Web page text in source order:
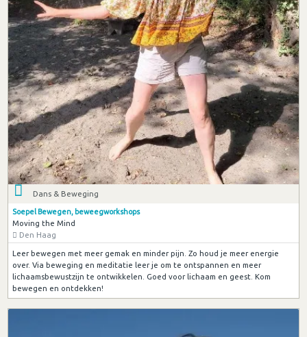
Dans & Beweging
Soepel Bewegen, beweegworkshops
Moving the Mind
Den Haag
Leer bewegen met meer gemak en minder pijn. Zo houd je meer energie
over. Via beweging en meditatie leer je om te ontspannen en meer
lichaamsbewustzijn te ontwikkelen. Goed voor lichaam en geest. Kom
bewegen en ontdekken!